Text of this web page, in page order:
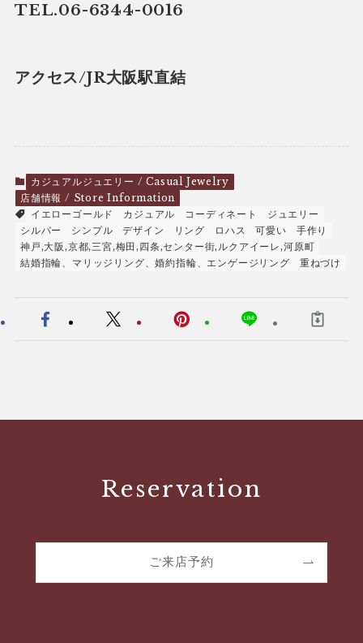
TEL.06-6344-0016
アクセス/JR大阪駅直結
カジュアルジュエリー / Casual Jewelry
店舗情報 / Store Information
イエローゴールド
カジュアル コーディネート
ジュエリー
シルバー
シンプル デザイン リング ロハス 可愛い
手作り
神戸,大阪,京都,三宮,梅田,四条,センター街,ルクアイーレ,河原町
結婚指輪、マリッジリング、婚約指輪、エンゲージリング
重ねづけ
Reservation
ご来店予約